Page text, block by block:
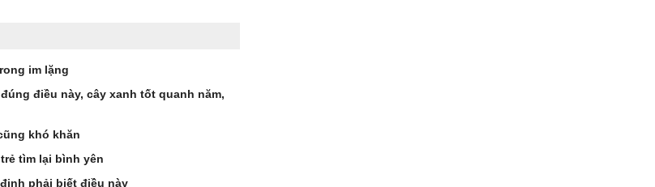
im lặng
điều này, cây xanh tốt quanh năm,
khó khăn
tìm lại bình yên
phải biết điều này